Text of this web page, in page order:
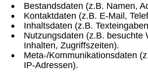
Bestandsdaten (z.B. Namen,
Kontaktdaten (z.B. E-Mail,
Inhaltsdaten (z.B.
Nutzungsdaten (z.B. besuchte
Inhalten, Zugriffszeiten).
Meta-/Kommunikationsdaten
IP-Adressen).